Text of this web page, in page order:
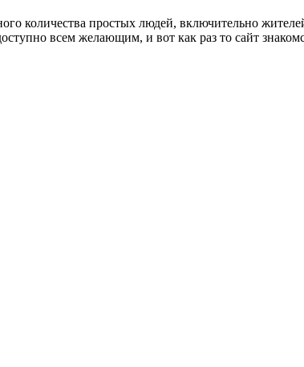
количества простых людей, включительно
всем желающим, и вот как раз то сайт